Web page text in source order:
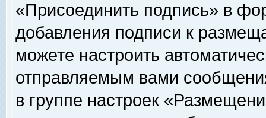
«Присоединить подпись» в
добавления подписи к
можете настроить
отправляемым вами
в группе настроек